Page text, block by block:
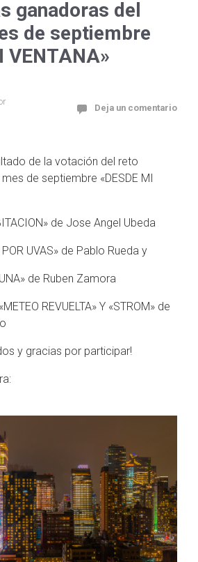
ganadoras del
de septiembre
VENTANA»
Deja un comentario
de la votación del reto
de septiembre «DESDE MI
de Jose Angel Ubeda
UVAS» de Pablo Rueda y
de Ruben Zamora
REVUELTA» Y «STROM» de
y gracias por participar!